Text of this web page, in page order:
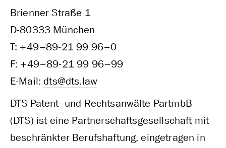
Brienner Straße 1
D‑80333 München
T: +49–89-21 99 96–0
F: +49–89-21 99 96–99
E‑Mail:dts@dts.law
DTS Patent- und Rechtsanwälte PartmbB
(DTS) ist eine Partnerschaftsgesellschaft mit
beschränkter Berufshaftung, eingetragen in